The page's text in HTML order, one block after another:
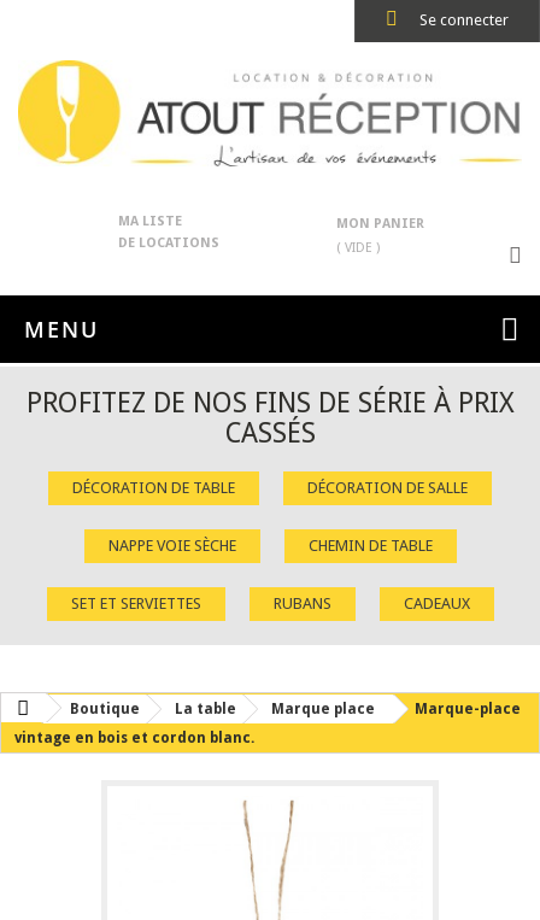
Se connecter
MA LISTE
DE LOCATIONS
MON PANIER
( VIDE )
MENU
PROFITEZ DE NOS FINS DE SÉRIE À PRIX
CASSÉS
DÉCORATION DE TABLE DÉCORATION DE SALLE
NAPPE VOIE SÈCHE CHEMIN DE TABLE
SET ET SERVIETTES RUBANS CADEAUX
Boutique La table Marque place
Marque-place
vintage en bois et cordon blanc.